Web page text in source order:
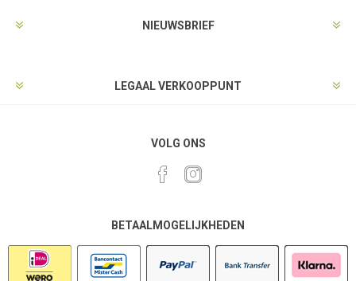
NIEUWSBRIEF
LEGAAL VERKOOPPUNT
VOLG ONS
BETAALMOGELIJKHEDEN